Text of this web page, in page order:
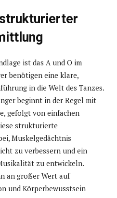
ist das A und O im
benötigen eine klare,
in die Welt des Tanzes.
beginnt in der Regel mit
gefolgt von einfachen
strukturierte
Muskelgedächtnis
zu verbessern und ein
zu entwickeln.
an großer Wert auf
und Körperbewusstsein